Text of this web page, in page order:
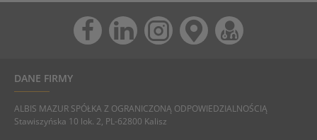
DANE FIRMY
ALBIS MAZUR SPÓŁKA Z OGRANICZONĄ ODPOWIEDZIALNOŚCIĄ
Stawiszyńska 10 lok. 2, PL-62800 Kalisz